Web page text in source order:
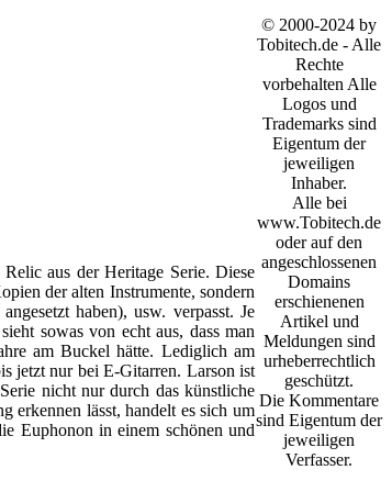
aus der Heritage Serie. Diese
der alten Instrumente, sondern
haben), usw. verpasst. Je
sowas von echt aus, dass man
am Buckel hätte. Lediglich am
jetzt nur bei E-Gitarren. Larson ist
nicht nur durch das künstliche
erkennen lässt, handelt es sich um
Euphonon in einem schönen und
© 2000-2024 by
Tobitech.de - Alle
Rechte
vorbehalten Alle
Logos und
Trademarks sind
Eigentum der
jeweiligen
Inhaber.
Alle bei
www.Tobitech.de
oder auf den
angeschlossenen
Domains
erschienenen
Artikel und
Meldungen sind
urheberrechtlich
geschützt.
Die Kommentare
sind Eigentum der
jeweiligen
Verfasser.